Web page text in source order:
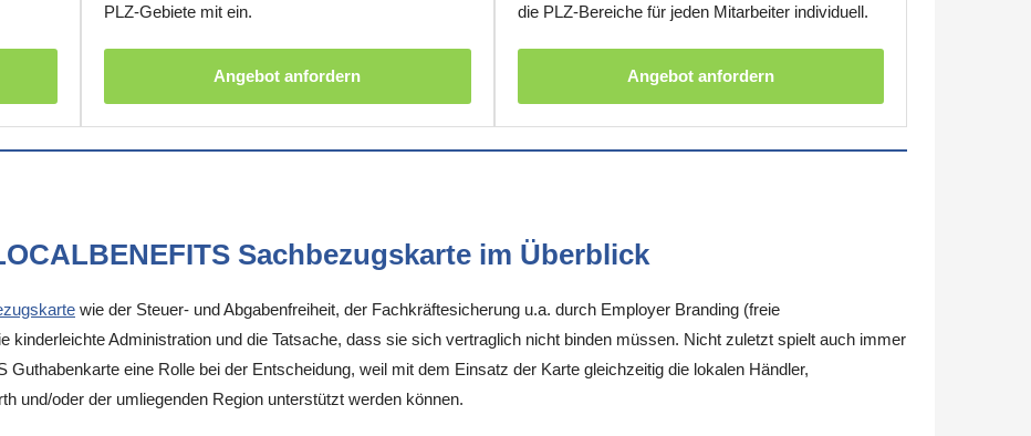
PLZ-Gebiete mit ein.
Angebot anfordern
die PLZ-Bereiche für jeden Mitarbeiter individuell.
Angebot anfordern
Sachbezugskarte im Überblick
wie der Steuer- und Abgabenfreiheit, der Fachkräftesicherung u.a. durch Employer Branding (freie
kinderleichte Administration und die Tatsache, dass sie sich vertraglich nicht binden müssen. Nicht zuletzt spielt auch immer
eine Rolle bei der Entscheidung, weil mit dem Einsatz der Karte gleichzeitig die lokalen Händler,
und/oder der umliegenden Region unterstützt werden können.